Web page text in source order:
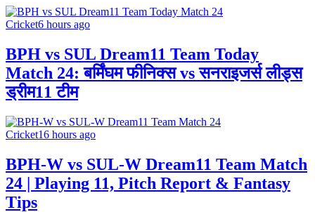
Cricket6 hours ago
BPH vs SUL Dream11 Team Today
Match 24: बर्मिंघम फीनिक्स vs सनराइजर्स लीड्स
ड्रीम11 टीम
Cricket16 hours ago
BPH-W vs SUL-W Dream11 Team Match
24 | Playing 11, Pitch Report & Fantasy
Tips